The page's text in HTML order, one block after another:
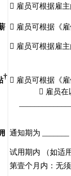
 雇员可根据雇
 雇员可根据《
 雇员可根据雇
†  雇员可根据《
 雇员
通知期为
试用期内
（如适
第壹个月内：无